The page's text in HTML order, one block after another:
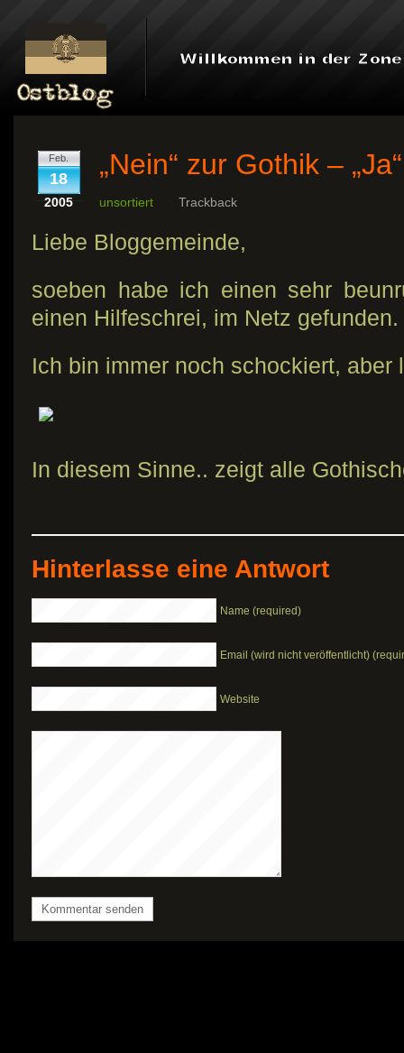
Feb.
18
2005
„Nein“ zur Gothik –
unsortiert Trackback
Liebe Bloggemeinde,
soeben habe ich einen sehr
einen Hilfeschrei, im Netz gefunden.
Ich bin immer noch schockiert,
In diesem Sinne.. zeigt alle
Hinterlasse eine Antwort
Name (required)
Email (wird nicht veröffentlicht)
Website